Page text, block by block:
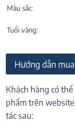
Màu sắc:
Tuổi vàng:
Hướng dẫn
Khách hàng có
phẩm trên website
tác sau: